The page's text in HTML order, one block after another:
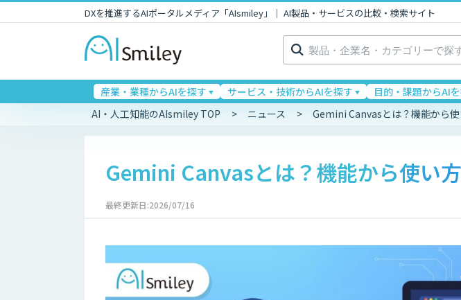
DXを推進するAIポータルメディア「AIsmiley」｜ AI製品・サービスの比較・検索サイト
検
索:
産業・業種からAIを探す サービス・技術からAIを探す 目的・課題からAI
AI・人工知能のAIsmiley TOP ニュース Gemini Canvasとは？機能から
Gemini Canvasとは？機能から使い
最終更新日:2026/07/16